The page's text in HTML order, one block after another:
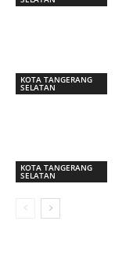
KOTA TANGERANG
SELATAN
KOTA TANGERANG
SELATAN